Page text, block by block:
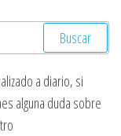
a diario, si
alguna duda sobre